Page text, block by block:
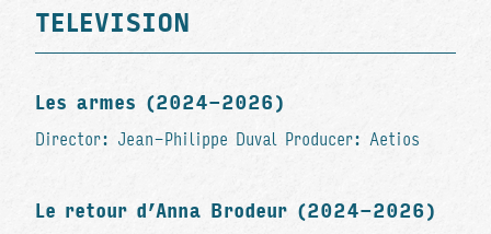
TELEVISION
Les armes (2024-2026)
Director: Jean-Philippe Duval Producer: Aetios
Le retour d’Anna Brodeur (2024-2026)